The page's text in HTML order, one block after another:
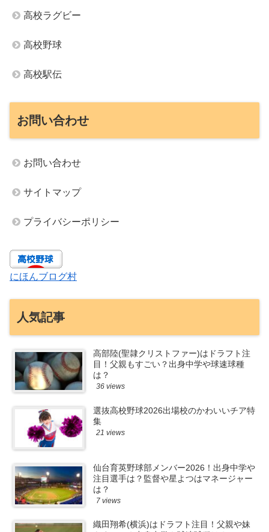
高校ラグビー
高校野球
高校駅伝
お問い合わせ
お問い合わせ
サイトマップ
プライバシーポリシー
にほんブログ村
人気記事
高部陸(聖隷クリストファー)はドラフト注
目！父親もすごい？出身中学や球速球種
は？
36 views
選抜高校野球2026出場校のかわいいチア特
集
21 views
仙台育英野球部メンバー2026！出身中学や
注目選手は？監督や星よつはマネージャー
は？
7 views
織田翔希(横浜)はドラフト注目！父親や妹